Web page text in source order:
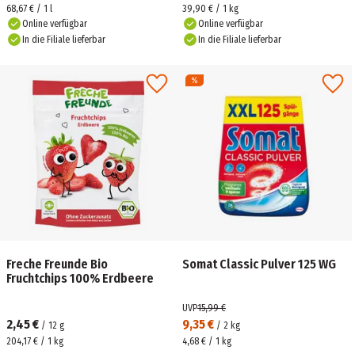
68,67 € / 1 l
Online verfügbar
In die Filiale lieferbar
39,90 € / 1 kg
Online verfügbar
In die Filiale lieferbar
Freche Freunde Bio
Fruchtchips 100% Erdbeere
2,45 € / 12 g
204,17 € / 1 kg
Somat Classic Pulver 125 WG
9,35 € / 2 kg
UVP15,99 €
4,68 € / 1 kg